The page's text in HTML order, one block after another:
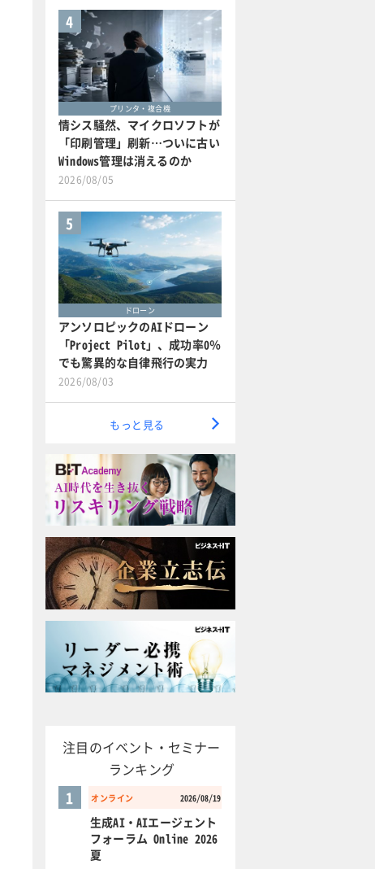
4
プリンタ・複合機
情シス騒然、マイクロソフトが
「印刷管理」刷新…ついに古い
Windows管理は消えるのか
2026/08/05
5
ドローン
アンソロピックのAIドローン
「Project Pilot」、成功率0％
でも驚異的な自律飛行の実力
2026/08/03
もっと見る
注目のイベント・セミナー
ランキング
オンライン 2026/08/19
1
生成AI・AIエージェント
フォーラム Online 2026
夏